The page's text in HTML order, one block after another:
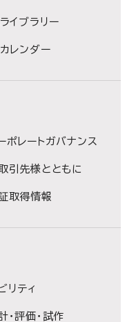
イブラリー
レンダー
ポレートガバナンス
引先様とともに
取得情報
リティ
・評価・試作